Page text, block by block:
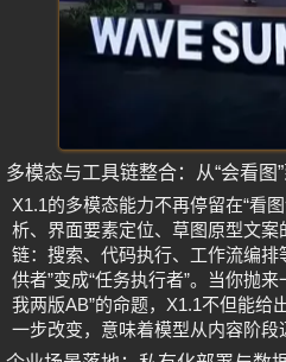
多模态与工具链整合：从“会看图”
X1.1的多模态能力不再停留在“看
析、界面要素定位、草图原型文
链：搜索、代码执行、工作流编排
供者”变成“任务执行者”。当你抛
我两版AB”的命题，X1.1不但能给
一步改变，意味着模型从内容阶段